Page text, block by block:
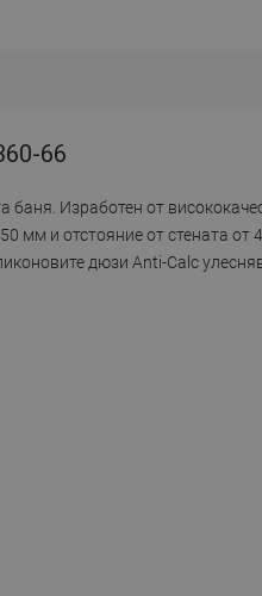
66
Изработен от
мм и отстояние от стената от
дюзи Anti-Calc